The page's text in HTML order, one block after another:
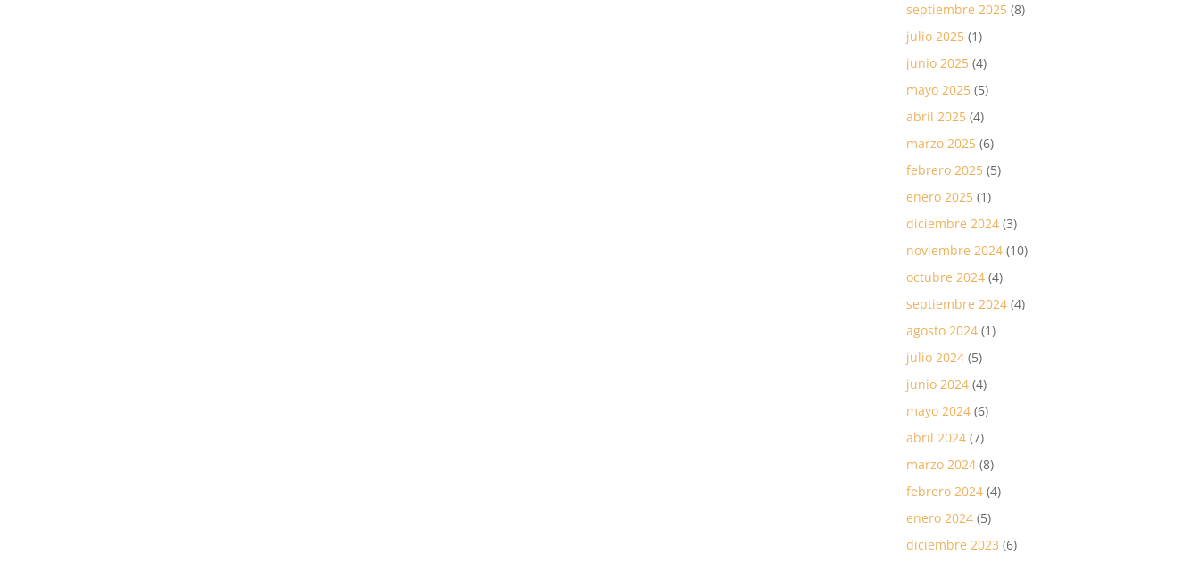
septiembre 2025 (8)
julio 2025 (1)
junio 2025 (4)
mayo 2025 (5)
abril 2025 (4)
marzo 2025 (6)
febrero 2025 (5)
enero 2025 (1)
diciembre 2024 (3)
noviembre 2024 (10)
octubre 2024 (4)
septiembre 2024 (4)
agosto 2024 (1)
julio 2024 (5)
junio 2024 (4)
mayo 2024 (6)
abril 2024 (7)
marzo 2024 (8)
febrero 2024 (4)
enero 2024 (5)
diciembre 2023 (6)